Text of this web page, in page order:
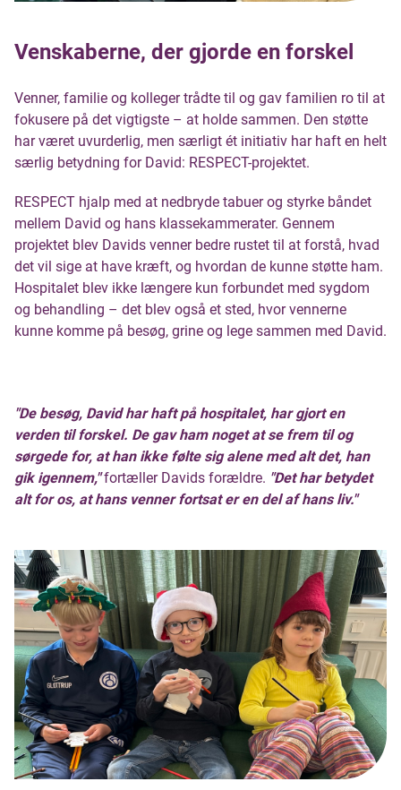
Venskaberne, der gjorde en forskel
Venner, familie og kolleger trådte til og gav familien ro til at
fokusere på det vigtigste – at holde sammen. Den støtte
har været uvurderlig, men særligt ét initiativ har haft en helt
særlig betydning for David: RESPECT-projektet.
RESPECT hjalp med at nedbryde tabuer og styrke båndet
mellem David og hans klassekammerater. Gennem
projektet blev Davids venner bedre rustet til at forstå, hvad
det vil sige at have kræft, og hvordan de kunne støtte ham.
Hospitalet blev ikke længere kun forbundet med sygdom
og behandling – det blev også et sted, hvor vennerne
kunne komme på besøg, grine og lege sammen med David.
"De besøg, David har haft på hospitalet, har gjort en
verden til forskel. De gav ham noget at se frem til og
sørgede for, at han ikke følte sig alene med alt det, han
gik igennem,"fortæller Davids forældre. "Det har betydet
alt for os, at hans venner fortsat er en del af hans liv."